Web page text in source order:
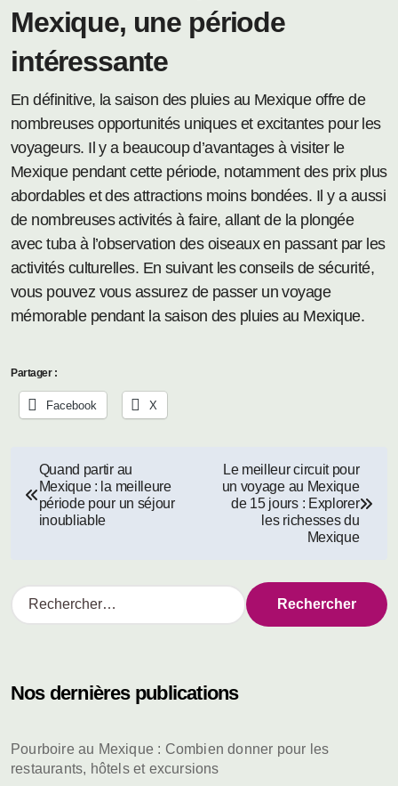
Mexique, une période
intéressante
En définitive, la saison des pluies au Mexique offre de
nombreuses opportunités uniques et excitantes pour les
voyageurs. Il y a beaucoup d’avantages à visiter le
Mexique pendant cette période, notamment des prix plus
abordables et des attractions moins bondées. Il y a aussi
de nombreuses activités à faire, allant de la plongée
avec tuba à l’observation des oiseaux en passant par les
activités culturelles. En suivant les conseils de sécurité,
vous pouvez vous assurez de passer un voyage
mémorable pendant la saison des pluies au Mexique.
Partager :
Facebook X
Navigation
de
Quand partir au
Mexique : la meilleure
période pour un séjour
inoubliable
Le meilleur circuit pour
un voyage au Mexique
de 15 jours : Explorer
les richesses du
Mexique
R
e
r
e
r
Nos dernières publications
Pourboire au Mexique : Combien donner pour les
restaurants, hôtels et excursions